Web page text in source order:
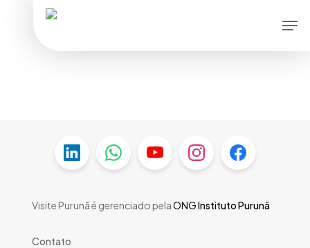
Visite Purunã é gerenciado pelaONGInstituto Purunã
Contato